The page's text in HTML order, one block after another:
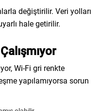
değiştirilir. Veri yolları
hale getirilir.
Wi-Fi gri renkte
yapılamıyorsa sorun